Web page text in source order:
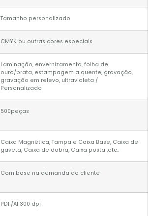
Tamanho personalizado
CMYK ou outras cores especiais
Laminação, envernizamento, folha de
ouro/prata, estampagem a quente, gravação,
gravação em relevo, ultravioleta /
Personalizado
500peças
Caixa Magnética, Tampa e Caixa Base, Caixa de
gaveta, Caixa de dobra, Caixa postal,etc..
Com base na demanda do cliente
PDF/AI 300 dpi